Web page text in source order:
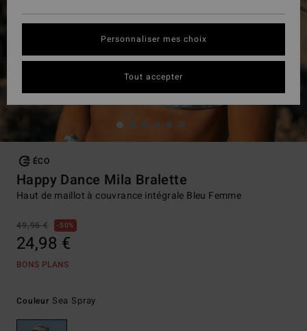
ÉCO
Happy Dance Mila Bralette
Haut de maillot à couvrance intégrale Bleu Femme
49,95 € 50%
24,98 €
BONS PLANS
Couleur Sea Spray
Personnaliser mes choix
Tout accepter